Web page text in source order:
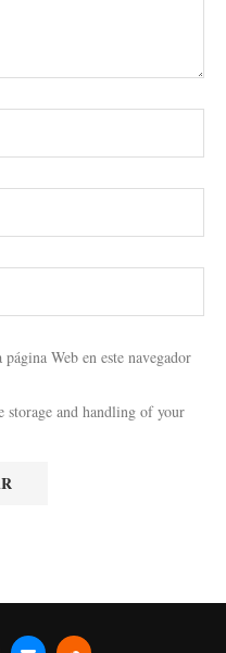
Web en este navegador
and handling of your